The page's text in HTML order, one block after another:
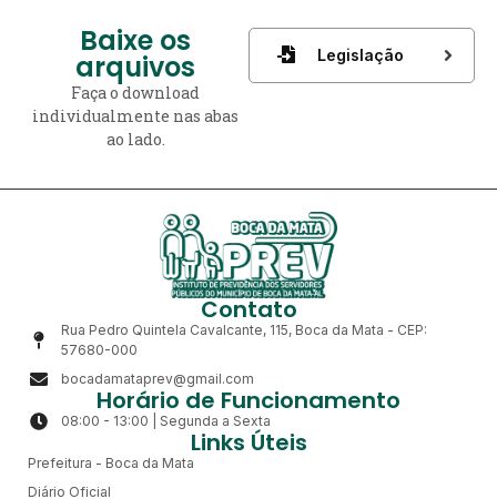
Baixe os
arquivos
Faça o download
individualmente nas abas
ao lado.
Legislação
Contato
Rua Pedro Quintela Cavalcante, 115, Boca da Mata - CEP:
57680-000
bocadamataprev@gmail.com
Horário de Funcionamento
08:00 - 13:00 | Segunda a Sexta
Links Úteis
Prefeitura - Boca da Mata
Diário Oficial